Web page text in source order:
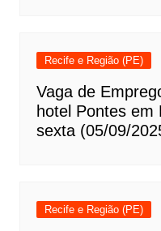
Recife e Região (PE)
Vaga de
hotel Pontes em
sexta (05/09/
Recife e Região (PE)